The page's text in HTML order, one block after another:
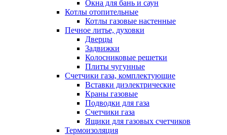
Окна для бань и саун
Котлы отопительные
Котлы газовые настенные
Печное литье, духовки
Дверцы
Задвижки
Колосниковые решетки
Плиты чугунные
Счетчики газа, комплектующие
Вставки диэлектрические
Краны газовые
Подводки для газа
Счетчики газа
Ящики для газовых счетчиков
Термоизоляция